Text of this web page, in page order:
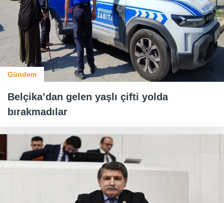
Gündem
Belçika’dan gelen yaşlı çifti yolda
bırakmadılar